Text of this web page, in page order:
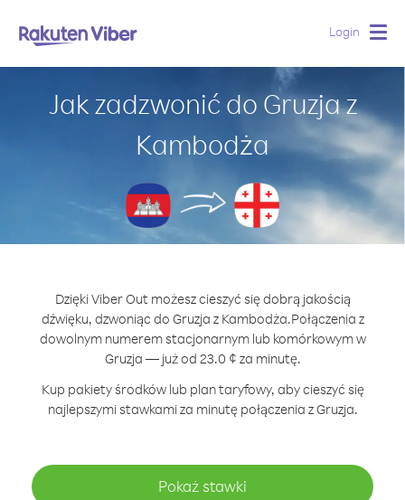
Login
Jak zadzwonić do Gruzja z
Kambodża
Dzięki Viber Out możesz cieszyć się dobrą jakością
dźwięku, dzwoniąc do Gruzja z Kambodża.Połączenia z
dowolnym numerem stacjonarnym lub komórkowym w
Gruzja — już od 23.0 ¢ za minutę.
Kup pakiety środków lub plan taryfowy, aby cieszyć się
najlepszymi stawkami za minutę połączenia z Gruzja.
Pokaż stawki